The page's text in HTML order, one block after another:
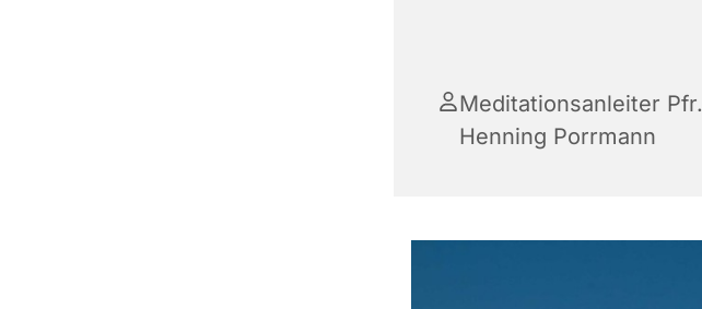
Meditationsanleiter Pfr.
Henning Porrmann